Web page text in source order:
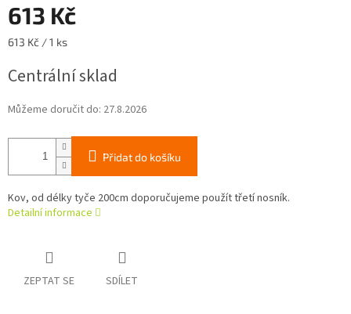
613 Kč
Měrná
613 Kč / 1 ks
Centrální sklad
Můžeme doručit do: 27.8.2026
Přidat do košíku
Kov, od délky tyče 200cm doporučujeme použít třetí nosník.
Detailní informace
ZEPTAT SE SDÍLET